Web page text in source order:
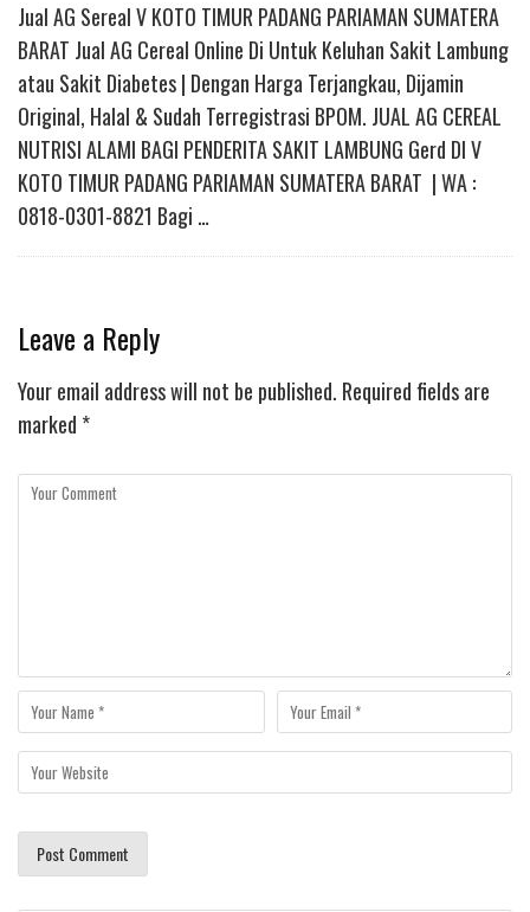
Jual AG Sereal V KOTO TIMUR PADANG PARIAMAN SUMATERA
BARAT Jual AG Cereal Online Di Untuk Keluhan Sakit Lambung
atau Sakit Diabetes | Dengan Harga Terjangkau, Dijamin
Original, Halal & Sudah Terregistrasi BPOM. JUAL AG CEREAL
NUTRISI ALAMI BAGI PENDERITA SAKIT LAMBUNG Gerd DI V
KOTO TIMUR PADANG PARIAMAN SUMATERA BARAT | WA :
0818-0301-8821 Bagi …
Leave a Reply
Your email address will not be published. Required fields are
marked *